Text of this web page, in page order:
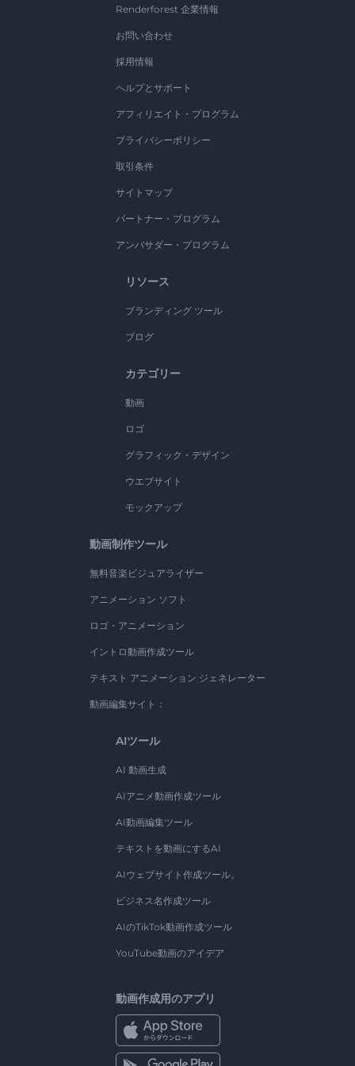
Renderforest 企業情報
お問い合わせ
採用情報
ヘルプとサポート
アフィリエイト・プログラム
プライバシーポリシー
取引条件
サイトマップ
パートナー・プログラム
アンバサダー・プログラム
リソース
ブランディング ツール
ブログ
カテゴリー
動画
ロゴ
グラフィック・デザイン
ウエブサイト
モックアップ
動画制作ツール
無料音楽ビジュアライザー
アニメーション ソフト
ロゴ・アニメーション
イントロ動画作成ツール
テキスト アニメーション ジェネレーター
動画編集サイト：
AIツール
AI 動画生成
AIアニメ動画作成ツール
AI動画編集ツール
テキストを動画にするAI
AIウェブサイト作成ツール。
ビジネス名作成ツール
AIのTikTok動画作成ツール
YouTube動画のアイデア
動画作成用のアプリ